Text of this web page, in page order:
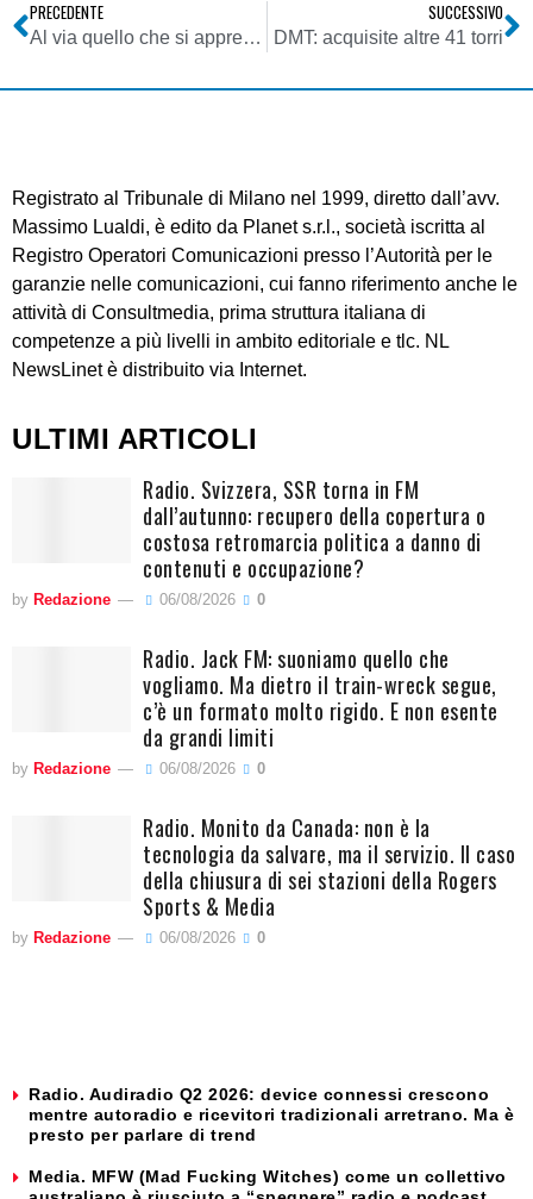
PRECEDENTE
Al via quello che si appresta a divenire il primo polo radiofonico privato italiano
SUCCESSIVO
DMT: acquisite altre 41 torri
Registrato al Tribunale di Milano nel 1999, diretto dall’avv.
Massimo Lualdi, è edito da Planet s.r.l., società iscritta al
Registro Operatori Comunicazioni presso l’Autorità per le
garanzie nelle comunicazioni, cui fanno riferimento anche le
attività di Consultmedia, prima struttura italiana di
competenze a più livelli in ambito editoriale e tlc. NL
NewsLinet è distribuito via Internet.
ULTIMI ARTICOLI
Radio. Svizzera, SSR torna in FM
dall’autunno: recupero della copertura o
costosa retromarcia politica a danno di
contenuti e occupazione?
by Redazione 06/08/2026 0
Radio. Jack FM: suoniamo quello che
vogliamo. Ma dietro il train-wreck segue,
c’è un formato molto rigido. E non esente
da grandi limiti
by Redazione 06/08/2026 0
Radio. Monito da Canada: non è la
tecnologia da salvare, ma il servizio. Il caso
della chiusura di sei stazioni della Rogers
Sports & Media
by Redazione 06/08/2026 0
Radio. Audiradio Q2 2026: device connessi crescono
mentre autoradio e ricevitori tradizionali arretrano. Ma è
presto per parlare di trend
Media. MFW (Mad Fucking Witches) come un collettivo